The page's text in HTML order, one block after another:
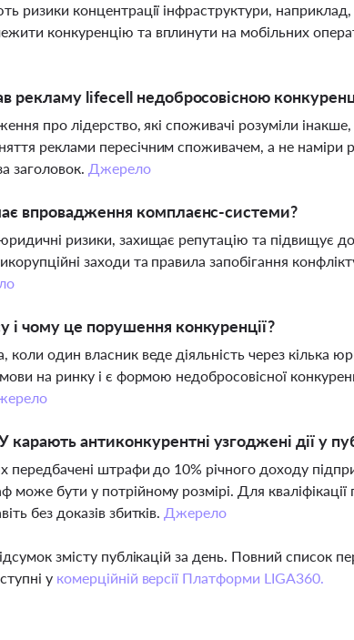
ризики концентрації інфраструктури,
конкуренцію та вплинути на мобільних
рекламу lifecell недобросовісною
про лідерство, які споживачі розуміли
реклами пересічним споживачем, а не наміри
заголовок. Джерело
впровадження комплаєнс-системи?
ризики, захищає репутацію та підвищує
заходи та правила запобігання
і чому це порушення конкуренції?
один власник веде діяльність через кілька
на ринку і є формою недобросовісної
антиконкурентні узгоджені дії у
передбачені штрафи до 10% річного доходу
бути у потрійному розмірі. Для
без доказів збитків. Джерело
змісту публікацій за день. Повний список
у комерційній версії Платформи LIGA360.